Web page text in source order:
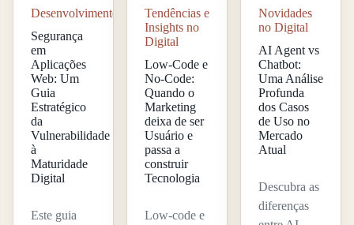
Desenvolvimento
Segurança
em
Aplicações
Web: Um
Guia
Estratégico
da
Vulnerabilidade
à
Maturidade
Digital
Este guia
Tendências e
Insights no
Digital
Low-Code e
No-Code:
Quando o
Marketing
deixa de ser
Usuário e
passa a
construir
Tecnologia
Low-code e
Novidades
no Digital
AI Agent vs
Chatbot:
Uma Análise
Profunda
dos Casos
de Uso no
Mercado
Atual
Descubra as
diferenças